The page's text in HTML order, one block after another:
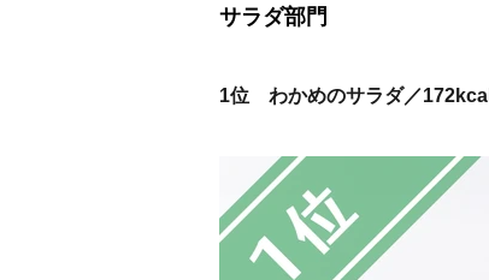
サラダ部門
1位 わかめのサラダ／172kcal